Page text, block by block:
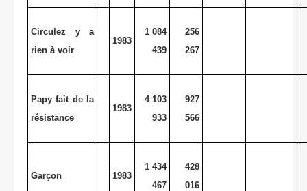
Circulez y a
rien à voir
1983
1 084
439
256
267
Papy fait de la
résistance
1983
4 103
933
927
566
Garçon 1983
1 434
467
428
016